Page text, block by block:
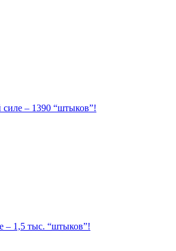
– 1390 “штыков”!
– 1,5 тыс. “штыков”!